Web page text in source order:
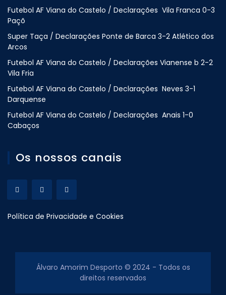
Futebol AF Viana do Castelo / Declarações Vila Franca 0-3
Paçõ
Super Taça / Declarações Ponte de Barca 3-2 Atlético dos
Arcos
Futebol AF Viana do Castelo / Declarações Vianense b 2-2
Vila Fria
Futebol AF Viana do Castelo / Declarações Neves 3-1
Darquense
Futebol AF Viana do Castelo / Declarações Anais 1-0
Cabaços
Os nossos canais
Política de Privacidade e Cookies
Álvaro Amorim Desporto © 2024 - Todos os
direitos reservados